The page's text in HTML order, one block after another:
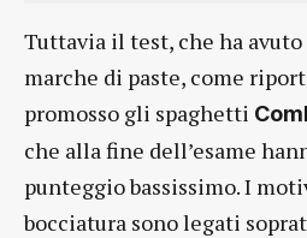
Tuttavia il test, che ha
marche di paste, come
promosso gli spaghetti
che alla fine dell’esame
punteggio bassissimo. I
bocciatura sono legati